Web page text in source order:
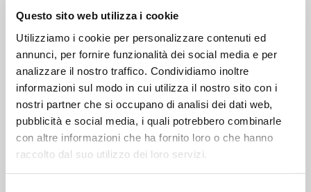
Questo sito web utilizza i cookie
Utilizziamo i cookie per personalizzare contenuti ed
annunci, per fornire funzionalità dei social media e per
analizzare il nostro traffico. Condividiamo inoltre
informazioni sul modo in cui utilizza il nostro sito con i
nostri partner che si occupano di analisi dei dati web,
pubblicità e social media, i quali potrebbero combinarle
con altre informazioni che ha fornito loro o che hanno
raccolto dal suo utilizzo dei loro servizi.
BeSafe Wall
Decorative accents
All accessories
Radiators
Frame Collection
Edge Collection
Black Collection
White Collection